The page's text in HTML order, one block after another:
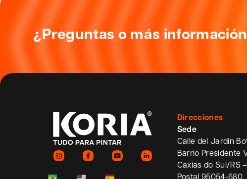
¿Preguntas o más
Direcciones
Sede
Calle del Jardín
Barrio Presidente
Caxias do Sul/RS
Postal 95054-680